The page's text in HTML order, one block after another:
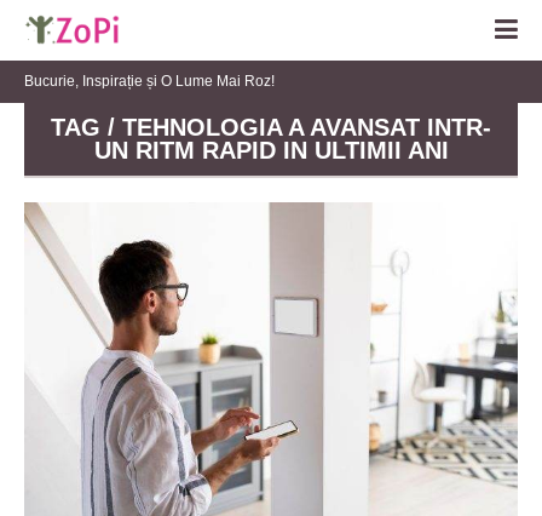
Bucurie, Inspirație și O Lume Mai Roz!
TAG / TEHNOLOGIA A AVANSAT INTR-
UN RITM RAPID IN ULTIMII ANI